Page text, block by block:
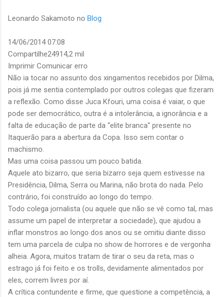
Leonardo Sakamoto no Blog
14/06/201407:08
Compartilhe24914,2 mil
Imprimir Comunicar erro
Não ia tocar no assunto dos xingamentos recebidos por Dilma,
pois já me sentia contemplado por outros colegas que fizeram
a reflexão. Como disse Juca Kfouri, uma coisa é vaiar, o que
pode ser democrático, outra é a intolerância, a ignorância e a
falta de educação de parte da “elite branca'' presente no
Itaquerão para a abertura da Copa. Isso sem contar o
machismo.
Mas uma coisa passou um pouco batida.
Aquele ato bizarro, que seria bizarro seja quem estivesse na
Presidência, Dilma, Serra ou Marina, não brota do nada. Pelo
contrário, foi construído ao longo do tempo.
Todo colega jornalista (ou aquele que não se vê como tal, mas
assume um papel de interpretar a sociedade), que ajudou a
inflar monstros ao longo dos anos ou se omitiu diante disso
tem uma parcela de culpa no show de horrores e de vergonha
alheia. Agora, muitos tratam de tirar o seu da reta, mas o
estrago já foi feito e os trolls, devidamente alimentados por
eles, correm livres por aí.
A crítica contundente e firme, que questione a competência, a